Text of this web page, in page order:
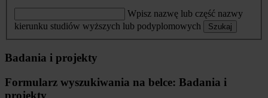
Wpisz nazwę lub część nazwy
kierunku studiów wyższych lub podyplomowych
Szukaj
Badania i projekty
Formularz wyszukiwania na belce: Badania i
projekty